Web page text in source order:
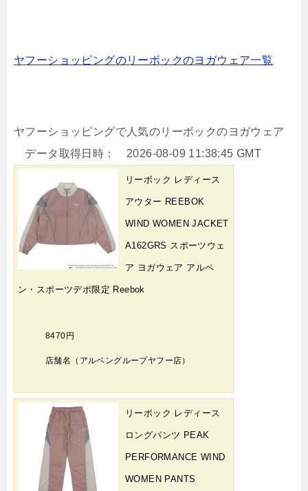
ヤフーショッピングのリーボックのヨガウェア一覧
ヤフーショッピングで人気のリーボックのヨガウェア
データ取得日時： 2026-08-09 11:38:45 GMT
リーボック レディース
アウター REEBOK
WIND WOMEN JACKET
A162GRS スポーツウェ
ア ヨガウェア アルペ
ン・スポーツデポ限定 Reebok
8470円
店舗名（アルペングループヤフー店）
リーボック レディース
ロングパンツ PEAK
PERFORMANCE WIND
WOMEN PANTS